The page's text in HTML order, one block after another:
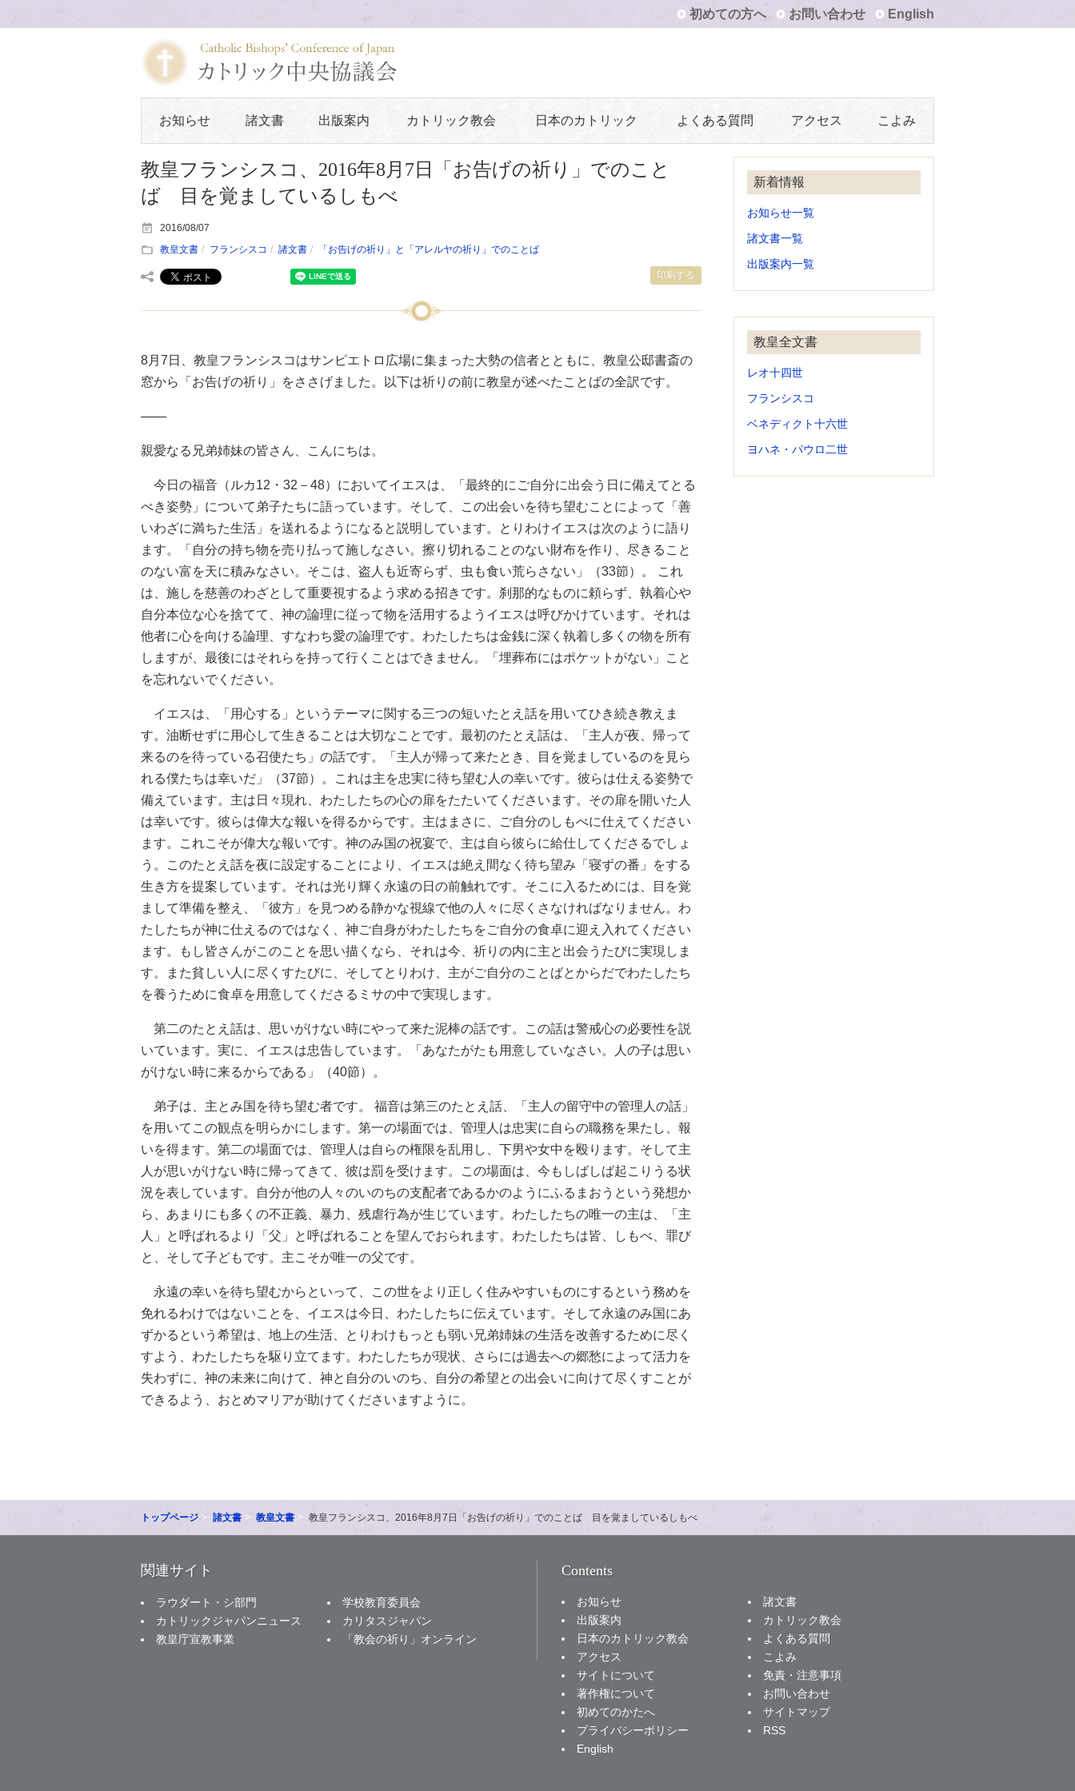
初めての方へ お問い合わせ English
お知らせ 諸文書 出版案内 カトリック教会 日本のカトリック よくある質問 アクセス こよみ
教皇フランシスコ、2016年8月7日「お告げの祈り」でのこと
ば 目を覚ましているしもべ
印刷する
2016/08/07
教皇文書
フランシスコ 諸文書 「お告げの祈り」と「アレルヤの祈り」でのことば
8月7日、教皇フランシスコはサンピエトロ広場に集まった大勢の信者とともに、教皇公邸書斎の
窓から「お告げの祈り」をささげました。以下は祈りの前に教皇が述べたことばの全訳です。
――
親愛なる兄弟姉妹の皆さん、こんにちは。
今日の福音（ルカ12・32－48）においてイエスは、「最終的にご自分に出会う日に備えてとる
べき姿勢」について弟子たちに語っています。そして、この出会いを待ち望むことによって「善
いわざに満ちた生活」を送れるようになると説明しています。とりわけイエスは次のように語り
ます。「自分の持ち物を売り払って施しなさい。擦り切れることのない財布を作り、尽きること
のない富を天に積みなさい。そこは、盗人も近寄らず、虫も食い荒らさない」（33節）。 これ
は、施しを慈善のわざとして重要視するよう求める招きです。刹那的なものに頼らず、執着心や
自分本位な心を捨てて、神の論理に従って物を活用するようイエスは呼びかけています。それは
他者に心を向ける論理、すなわち愛の論理です。わたしたちは金銭に深く執着し多くの物を所有
しますが、最後にはそれらを持って行くことはできません。「埋葬布にはポケットがない」こと
を忘れないでください。
イエスは、「用心する」というテーマに関する三つの短いたとえ話を用いてひき続き教えま
す。油断せずに用心して生きることは大切なことです。最初のたとえ話は、「主人が夜、帰って
来るのを待っている召使たち」の話です。「主人が帰って来たとき、目を覚ましているのを見ら
れる僕たちは幸いだ」（37節）。これは主を忠実に待ち望む人の幸いです。彼らは仕える姿勢で
備えています。主は日々現れ、わたしたちの心の扉をたたいてくださいます。その扉を開いた人
は幸いです。彼らは偉大な報いを得るからです。主はまさに、ご自分のしもべに仕えてください
ます。これこそが偉大な報いです。神のみ国の祝宴で、主は自ら彼らに給仕してくださるでしょ
う。このたとえ話を夜に設定することにより、イエスは絶え間なく待ち望み「寝ずの番」をする
生き方を提案しています。それは光り輝く永遠の日の前触れです。そこに入るためには、目を覚
まして準備を整え、「彼方」を見つめる静かな視線で他の人々に尽くさなければなりません。わ
たしたちが神に仕えるのではなく、神ご自身がわたしたちをご自分の食卓に迎え入れてください
ます。もし皆さんがこのことを思い描くなら、それは今、祈りの内に主と出会うたびに実現しま
す。また貧しい人に尽くすたびに、そしてとりわけ、主がご自分のことばとからだでわたしたち
を養うために食卓を用意してくださるミサの中で実現します。
第二のたとえ話は、思いがけない時にやって来た泥棒の話です。この話は警戒心の必要性を説
いています。実に、イエスは忠告しています。「あなたがたも用意していなさい。人の子は思い
がけない時に来るからである」（40節）。
弟子は、主とみ国を待ち望む者です。 福音は第三のたとえ話、「主人の留守中の管理人の話」
を用いてこの観点を明らかにします。第一の場面では、管理人は忠実に自らの職務を果たし、報
いを得ます。第二の場面では、管理人は自らの権限を乱用し、下男や女中を殴ります。そして主
人が思いがけない時に帰ってきて、彼は罰を受けます。この場面は、今もしばしば起こりうる状
況を表しています。自分が他の人々のいのちの支配者であるかのようにふるまおうという発想か
ら、あまりにも多くの不正義、暴力、残虐行為が生じています。わたしたちの唯一の主は、「主
人」と呼ばれるより「父」と呼ばれることを望んでおられます。わたしたちは皆、しもべ、罪び
と、そして子どもです。主こそが唯一の父です。
永遠の幸いを待ち望むからといって、この世をより正しく住みやすいものにするという務めを
免れるわけではないことを、イエスは今日、わたしたちに伝えています。そして永遠のみ国にあ
ずかるという希望は、地上の生活、とりわけもっとも弱い兄弟姉妹の生活を改善するために尽く
すよう、わたしたちを駆り立てます。わたしたちが現状、さらには過去への郷愁によって活力を
失わずに、神の未来に向けて、神と自分のいのち、自分の希望との出会いに向けて尽くすことが
できるよう、おとめマリアが助けてくださいますように。
新着情報
お知らせ一覧
諸文書一覧
出版案内一覧
教皇全文書
レオ十四世
フランシスコ
ベネディクト十六世
ヨハネ・パウロ二世
トップページ 諸文書 教皇文書 教皇フランシスコ、2016年8月7日「お告げの祈り」でのことば 目を覚ましているしもべ
関連サイト
ラウダート・シ部門
学校教育委員会
カトリックジャパンニュース
カリタスジャパン
教皇庁宣教事業
「教会の祈り」オンライン
Contents
お知らせ
諸文書
出版案内
カトリック教会
日本のカトリック教会
よくある質問
アクセス
こよみ
サイトについて
免責・注意事項
著作権について
お問い合わせ
初めてのかたへ
サイトマップ
プライバシーポリシー
RSS
English